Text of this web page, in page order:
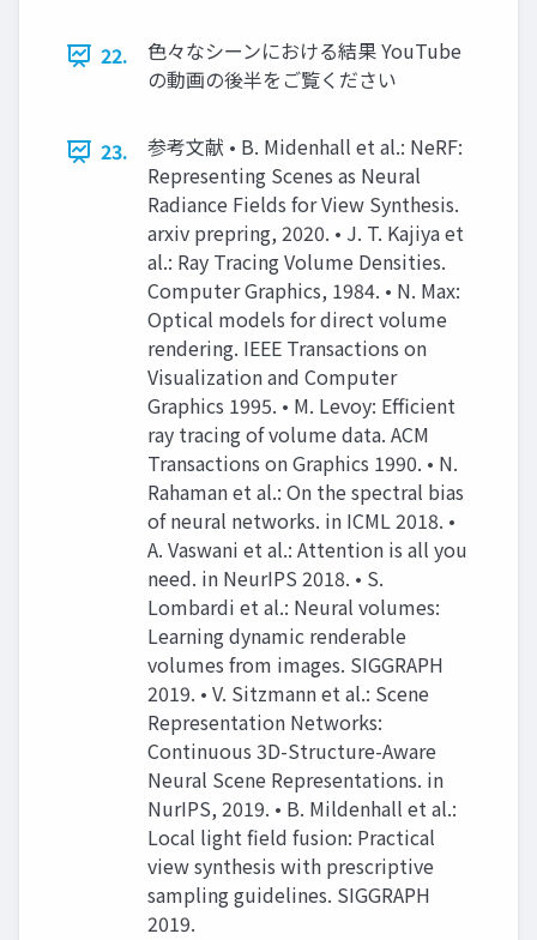
22.
⾊々なシーンにおける結果 YouTube
の動画の後半をご覧ください
23.
参考⽂献 • B. Midenhall et al.: NeRF:
Representing Scenes as Neural
Radiance Fields for View Synthesis.
arxiv prepring, 2020. • J. T. Kajiya et
al.: Ray Tracing Volume Densities.
Computer Graphics, 1984. • N. Max:
Optical models for direct volume
rendering. IEEE Transactions on
Visualization and Computer
Graphics 1995. • M. Levoy: Efficient
ray tracing of volume data. ACM
Transactions on Graphics 1990. • N.
Rahaman et al.: On the spectral bias
of neural networks. in ICML 2018. •
A. Vaswani et al.: Attention is all you
need. in NeurIPS 2018. • S.
Lombardi et al.: Neural volumes:
Learning dynamic renderable
volumes from images. SIGGRAPH
2019. • V. Sitzmann et al.: Scene
Representation Networks:
Continuous 3D-Structure-Aware
Neural Scene Representations. in
NurIPS, 2019. • B. Mildenhall et al.:
Local light field fusion: Practical
view synthesis with prescriptive
sampling guidelines. SIGGRAPH
2019.